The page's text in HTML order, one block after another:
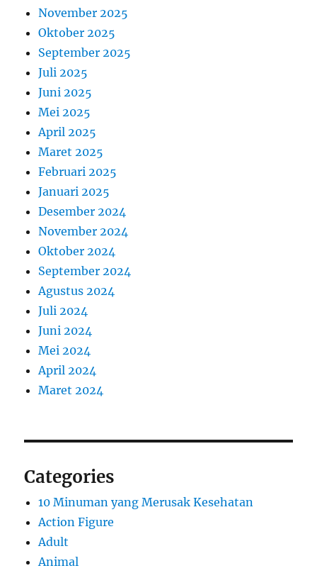
November 2025
Oktober 2025
September 2025
Juli 2025
Juni 2025
Mei 2025
April 2025
Maret 2025
Februari 2025
Januari 2025
Desember 2024
November 2024
Oktober 2024
September 2024
Agustus 2024
Juli 2024
Juni 2024
Mei 2024
April 2024
Maret 2024
Categories
10 Minuman yang Merusak Kesehatan
Action Figure
Adult
Animal